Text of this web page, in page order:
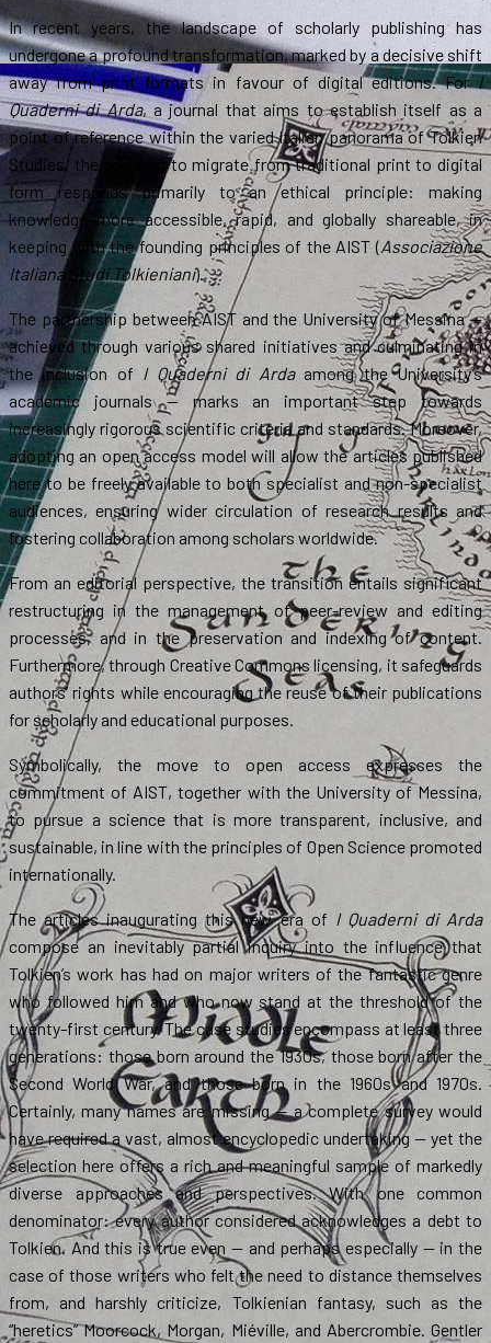
In recent years, the landscape of scholarly publishing has
undergone a profound transformation, marked by a decisive shift
away from print formats in favour of digital editions. For I
Quaderni di Arda, a journal that aims to establish itself as a
point of reference within the varied Italian panorama of Tolkien
Studies, the decision to migrate from traditional print to digital
form responds primarily to an ethical principle: making
knowledge more accessible, rapid, and globally shareable, in
keeping with the founding principles of the AIST (Associazione
Italiana Studi Tolkieniani).
The partnership between AIST and the University of Messina —
achieved through various shared initiatives and culminating in
the inclusion of I Quaderni di Ardaamong the University’s
academic journals — marks an important step towards
increasingly rigorous scientific criteria and standards. Moreover,
adopting an open access model will allow the articles published
here to be freely available to both specialist and non-specialist
audiences, ensuring wider circulation of research results and
fostering collaboration among scholars worldwide.
From an editorial perspective, the transition entails significant
restructuring in the management of peer-review and editing
processes, and in the preservation and indexing of content.
Furthermore, through Creative Commons licensing, it safeguards
authors’ rights while encouraging the reuse of their publications
for scholarly and educational purposes.
Symbolically, the move to open access expresses the
commitment of AIST, together with the University of Messina,
to pursue a science that is more transparent, inclusive, and
sustainable, in line with the principles of Open Science promoted
internationally.
The articles inaugurating this new era of I Quaderni di Arda
compose an inevitably partial inquiry into the influence that
Tolkien’s work has had on major writers of the fantastic genre
who followed him and who now stand at the threshold of the
twenty-first century. The case studies encompass at least three
generations: those born around the 1930s, those born after the
Second World War, and those born in the 1960s and 1970s.
Certainly, many names are missing — a complete survey would
have required a vast, almost encyclopedic undertaking — yet the
selection here offers a rich and meaningful sample of markedly
diverse approaches and perspectives. With one common
denominator: every author considered acknowledges a debt to
Tolkien. And this is true even — and perhaps especially — in the
case of those writers who felt the need to distance themselves
from, and harshly criticize, Tolkienian fantasy, such as the
“heretics” Moorcock, Morgan, Miéville, and Abercrombie. Gentler